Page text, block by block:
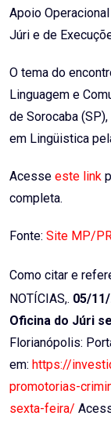
Apoio
Júri e de
O tema do
Linguagem e
de Sorocaba
em Lingüistica
Acesse este link
completa.
Fonte: Site MP/
Como citar e
NOTÍCIAS,. 05/11/
Oficina do Júri
Florianópolis:
em: https://
promotorias-
sexta-feira/